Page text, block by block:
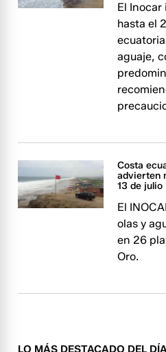
El Inocar
hasta el
aguaje,
Costa
advierten
13 de julio
El
olas y
en 26
Oro.
LO MÁS DESTACADO DEL